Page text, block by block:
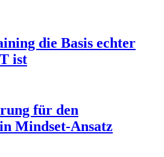
die Basis echter
ist
für den
Mindset-Ansatz